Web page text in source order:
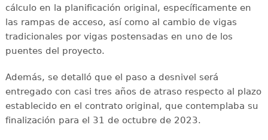
cálculo en la planificación original, específicamente en
las rampas de acceso, así como al cambio de vigas
tradicionales por vigas postensadas en uno de los
puentes del proyecto.
Además, se detalló que el paso a desnivel será
entregado con casi tres años de atraso respecto al plazo
establecido en el contrato original, que contemplaba su
finalización para el 31 de octubre de 2023.